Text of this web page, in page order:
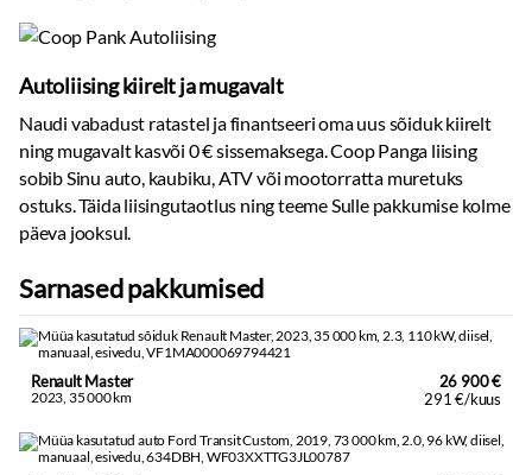
Autoliising kiirelt ja mugavalt
Naudi vabadust ratastel ja finantseeri oma uus sõiduk kiirelt
ning mugavalt kasvõi 0 € sissemaksega. Coop Panga liising
sobib Sinu auto, kaubiku, ATV või mootorratta muretuks
ostuks. Täida liisingutaotlus ning teeme Sulle pakkumise kolme
päeva jooksul.
Sarnased pakkumised
Renault Master
2023, 35 000 km
26 900 €
291 €/kuus